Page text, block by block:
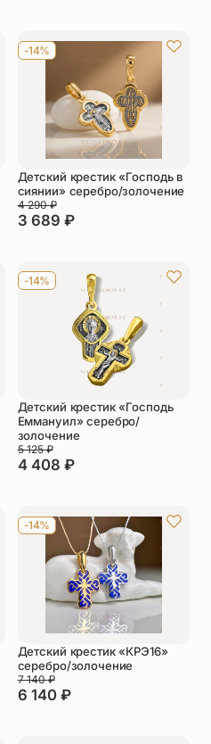
-14%
Детский крестик «Господь в
сиянии» серебро/золочение
3 689 ₽
4 290₽
-14%
Детский крестик «Господь
Еммануил» серебро/
золочение
4 408 ₽
5 125₽
-14%
Детский крестик «КРЭ16»
серебро/золочение
6 140 ₽
7 140₽